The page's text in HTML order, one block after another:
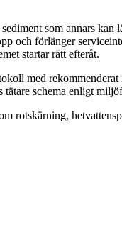
som annars
och förlänger
startar rätt efteråt.
med
schema enligt
rotskärning,